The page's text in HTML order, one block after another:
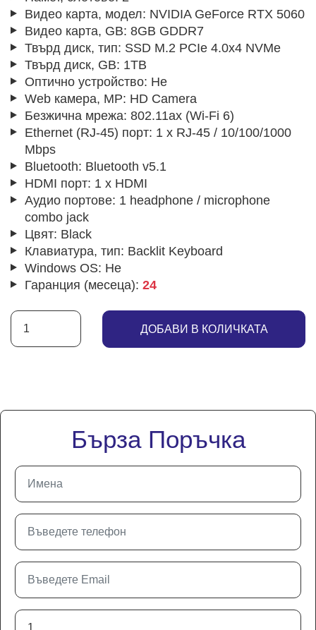
Видео карта, модел: NVIDIA GeForce RTX 5060
Видео карта, GB: 8GB GDDR7
Твърд диск, тип: SSD M.2 PCIe 4.0x4 NVMe
Твърд диск, GB: 1TB
Оптично устройство: Не
Web камера, MP: HD Camera
Безжична мрежа: 802.11ax (Wi-Fi 6)
Ethernet (RJ-45) порт: 1 x RJ-45 / 10/100/1000
Mbps
Bluetooth: Bluetooth v5.1
HDMI порт: 1 x HDMI
Аудио портове: 1 headphone / microphone
combo jack
Цвят: Black
Клавиатура, тип: Backlit Keyboard
Windows OS: Не
Гаранция (месеца): 24
ДОБАВИ В КОЛИЧКАТА
Бърза Поръчка